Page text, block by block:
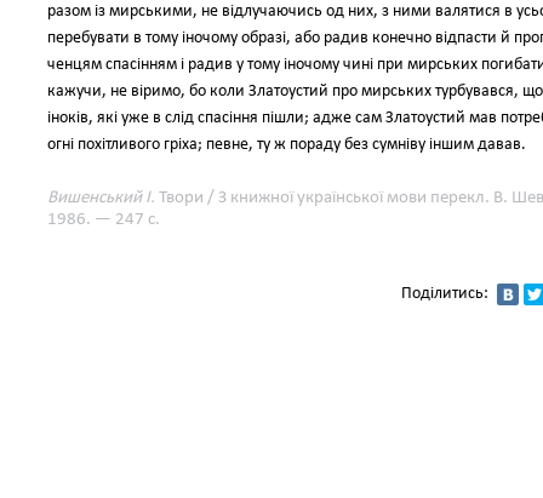
разом із мирськими, не відлучаючись од них, з ними валятися в
перебувати в тому іночому образі, або радив конечно відпасти й
ченцям спасінням і радив у тому іночому чині при мирських
кажучи, не віримо, бо коли Златоустий про мирських турбувався,
іноків, які уже в слід спасіння пішли; адже сам Златоустий мав
огні похітливого гріха; певне, ту ж пораду без сумніву іншим давав.
Вишенський І. Твори / З книжної української мови перекл. В.
1986. — 247 с.
Поділитись: